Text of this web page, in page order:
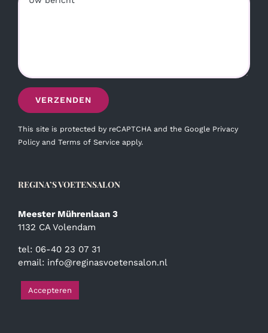
This site is protected by reCAPTCHA and the Google Privacy
Policy and Terms of Service apply.
REGINA’S VOETENSALON
Meester Mührenlaan 3
1132 CA Volendam
tel: 06-40 23 07 31
email: info@reginasvoetensalon.nl
Accepteren